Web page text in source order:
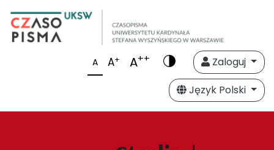
A A+ A++
Zaloguj
Język Polski